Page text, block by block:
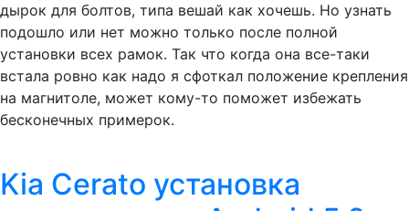
дырок для болтов, типа вешай как хочешь. Но узнать
подошло или нет можно только после полной
установки всех рамок. Так что когда она все-таки
встала ровно как надо я сфоткал положение крепления
на магнитоле, может кому-то поможет избежать
бесконечных примерок.
Kia Cerato установка